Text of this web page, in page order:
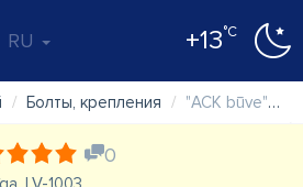
RU +13°C
Болты, крепления "ACK būve" SIA veikals
0